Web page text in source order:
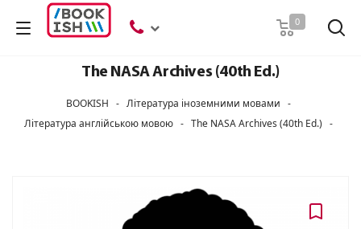
0
The NASA Archives (40th Ed.)
BOOKISH - Література іноземними мовами -
Література англійською мовою - The NASA Archives (40th Ed.) -